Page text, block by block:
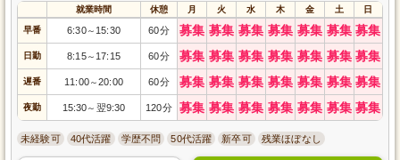
就業時間 休憩 月 火 水 木 金 土 日
早番 6:30～ 15:30 60分 募集 募集 募集 募集 募集 募集 募集
日勤 8:15～ 17:15 60分 募集 募集 募集 募集 募集 募集 募集
遅番 11:00～20:00 60分 募集 募集 募集 募集 募集 募集 募集
夜勤 15:30～ 翌9:30 120分 募集 募集 募集 募集 募集 募集 募集
未経験可 40代活躍 学歴不問 50代活躍 新卒可 残業ほぼなし